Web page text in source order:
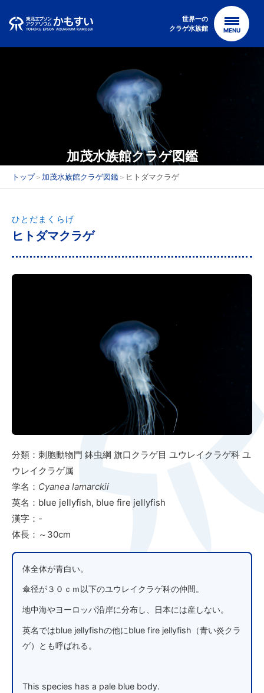
content
世界一の
クラゲ水族館
MENU
加茂水族館クラゲ図鑑
トップ＞ 加茂水族館クラゲ図鑑 ＞ ヒトダマクラゲ
ひとだまくらげ
ヒトダマクラゲ
分類：刺胞動物門 鉢虫綱 旗口クラゲ目 ユウレイクラゲ科 ユ
ウレイクラゲ属
学名： Cyanea lamarckii
英名：blue jellyfish, blue fire jellyfish
漢字：-
体長：～30cm
体全体が青白い。
傘径が３０ｃｍ以下のユウレイクラゲ科の仲間。
地中海やヨーロッパ沿岸に分布し、日本には産しない。
英名ではblue jellyfishの他にblue fire jellyfish（青い炎クラ
ゲ）とも呼ばれる。
This species has a pale blue body.